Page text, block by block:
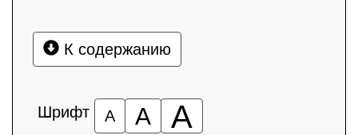
К содержанию
Шрифт А А А